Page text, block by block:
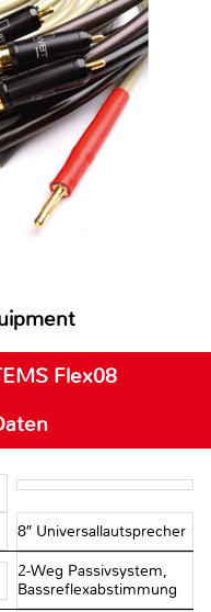
Flex08
8″ Universallautsprecher
2-Weg Passivsystem,
Bassreflexabstimmung